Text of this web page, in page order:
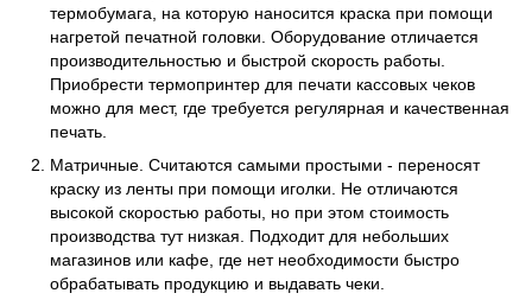
термобумага, на которую наносится краска при помощи
нагретой печатной головки. Оборудование отличается
производительностью и быстрой скорость работы.
Приобрести термопринтер для печати кассовых чеков
можно для мест, где требуется регулярная и качественная
печать.
Матричные. Считаются самыми простыми - переносят
краску из ленты при помощи иголки. Не отличаются
высокой скоростью работы, но при этом стоимость
производства тут низкая. Подходит для небольших
магазинов или кафе, где нет необходимости быстро
обрабатывать продукцию и выдавать чеки.